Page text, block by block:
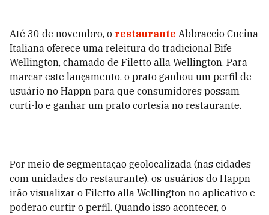
Até 30 de novembro, o restaurante Abbraccio Cucina
Italiana oferece uma releitura do tradicional Bife
Wellington, chamado de Filetto alla Wellington. Para
marcar este lançamento, o prato ganhou um perfil de
usuário no Happn para que consumidores possam
curti-lo e ganhar um prato cortesia no restaurante.
Por meio de segmentação geolocalizada (nas cidades
com unidades do restaurante), os usuários do Happn
irão visualizar o Filetto alla Wellington no aplicativo e
poderão curtir o perfil. Quando isso acontecer, o